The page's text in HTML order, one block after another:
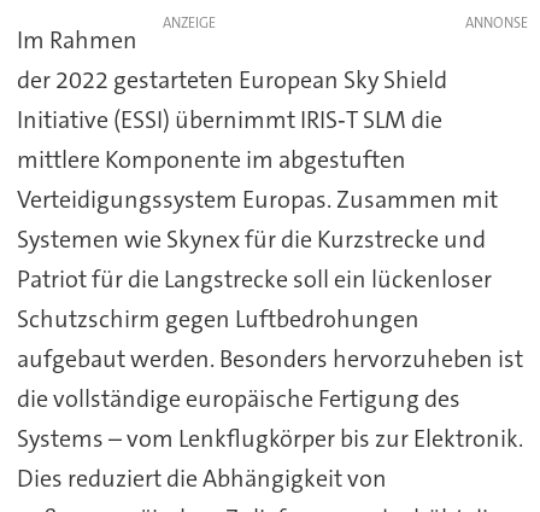
ANZEIGE
Im Rahmen
der 2022 gestarteten European Sky Shield
Initiative (ESSI) übernimmt IRIS‑T SLM die
mittlere Komponente im abgestuften
Verteidigungssystem Europas. Zusammen mit
Systemen wie Skynex für die Kurzstrecke und
Patriot für die Langstrecke soll ein lückenloser
Schutzschirm gegen Luftbedrohungen
aufgebaut werden. Besonders hervorzuheben ist
die vollständige europäische Fertigung des
Systems – vom Lenkflugkörper bis zur Elektronik.
Dies reduziert die Abhängigkeit von